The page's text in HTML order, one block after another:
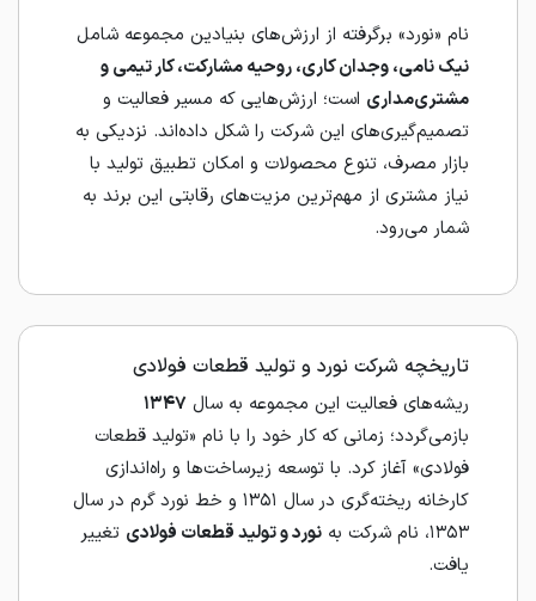
نام «نورد» برگرفته از ارزش‌های بنیادین مجموعه شامل
نیک‌ نامی، وجدان کاری، روحیه مشارکت، کار تیمی و
مشتری‌مداری است؛ ارزش‌هایی که مسیر فعالیت و
تصمیم‌گیری‌های این شرکت را شکل داده‌اند. نزدیکی به
بازار مصرف، تنوع محصولات و امکان تطبیق تولید با
نیاز مشتری از مهم‌ترین مزیت‌های رقابتی این برند به
شمار می‌رود.
تاریخچه شرکت نورد و تولید قطعات فولادی
ریشه‌های فعالیت این مجموعه به سال ۱۳۴۷
بازمی‌گردد؛ زمانی که کار خود را با نام «تولید قطعات
فولادی» آغاز کرد. با توسعه زیرساخت‌ها و راه‌اندازی
کارخانه ریخته‌گری در سال ۱۳۵۱ و خط نورد گرم در سال
۱۳۵۳، نام شرکت به
نورد و تولید قطعات فولادی تغییر
یافت.